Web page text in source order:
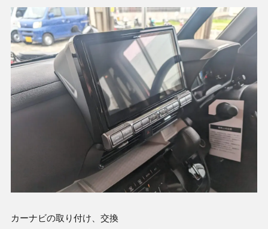
カーナビの取り付け、交換